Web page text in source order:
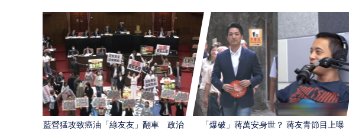
藍營猛攻致癌油「綠友友」翻車 政治獻
「爆破」蔣萬安身世？ 蔣友青節目上曝：